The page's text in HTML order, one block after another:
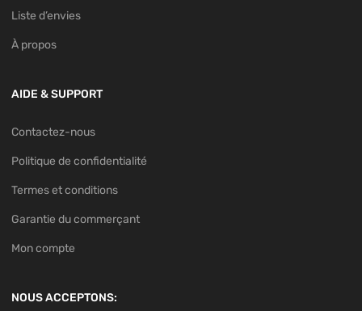
Liste d’envies
À propos
AIDE & SUPPORT
Contactez-nous
Politique de confidentialité
Termes et conditions
Garantie du commerçant
Mon compte
NOUS ACCEPTONS: